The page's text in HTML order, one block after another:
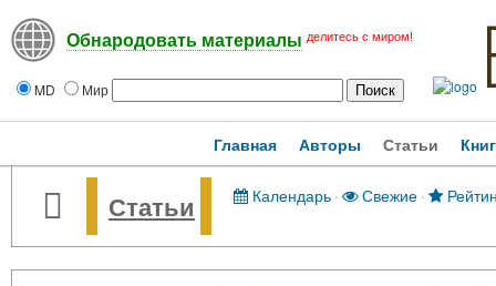
Обнародовать материалы делитесь с миром!
MD Мир
Главная Авторы Статьи
Статьи Календарь· Свежие·